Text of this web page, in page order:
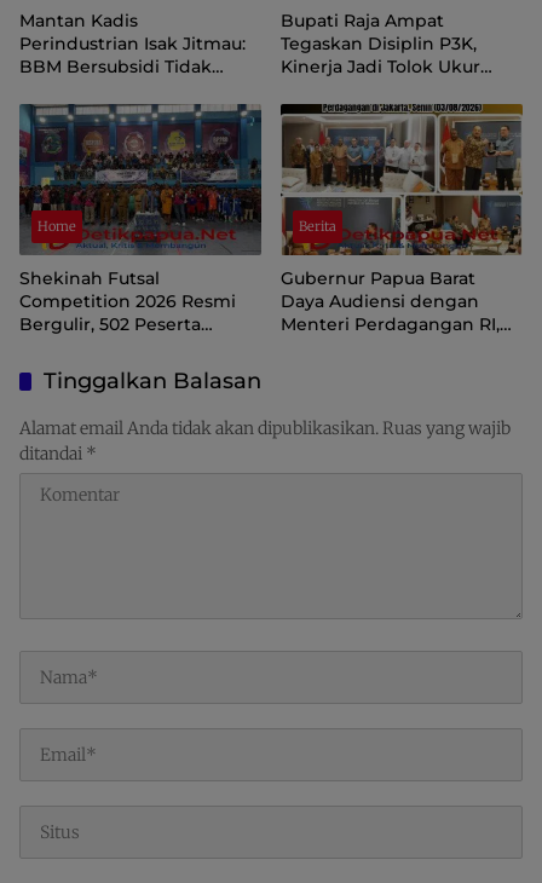
Mantan Kadis
Perindustrian Isak Jitmau:
BBM Bersubsidi Tidak
Distribusi Perlu Diperkuat
Bupati Raja Ampat
Tegaskan Disiplin P3K,
Kinerja Jadi Tolok Ukur
Home
Shekinah Futsal
Competition 2026 Resmi
Bergulir, 502 Peserta
Pembinaan Generasi Muda
Raja Ampat
Berita
Gubernur Papua Barat
Daya Audiensi dengan
Menteri Perdagangan RI,
Indonesia
Tinggalkan Balasan
Alamat email Anda tidak akan dipublikasikan.Ruas yang wajib
ditandai *